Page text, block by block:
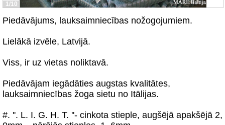
1/10
Piedāvājums, lauksaimniecības nožogojumiem.
Lielākā izvēle, Latvijā.
Viss, ir uz vietas noliktavā.
Piedāvājam iegādāties augstas kvalitātes,
lauksaimniecības žoga sietu no Itālijas.
#. ''. L. I. G. H. T. ''- cinkota stieple, augšējā apakšējā 2,